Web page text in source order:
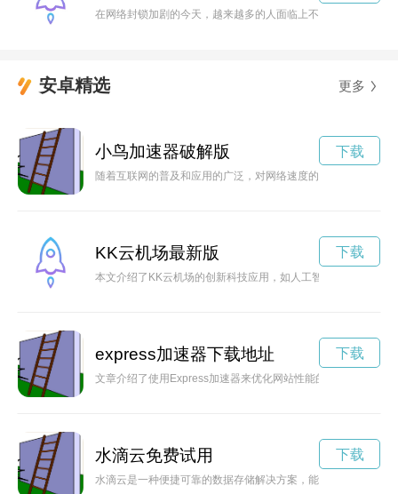
在网络封锁加剧的今天，越来越多的人面临上不了外网的困扰
安卓精选 更多
小鸟加速器破解版
随着互联网的普及和应用的广泛，对网络速度的追求成为越来
下载
KK云机场最新版
本文介绍了KK云机场的创新科技应用，如人工智能、物联网和
下载
express加速器下载地址
文章介绍了使用Express加速器来优化网站性能的好处，提升用
下载
水滴云免费试用
水滴云是一种便捷可靠的数据存储解决方案，能够帮助用户安全
下载